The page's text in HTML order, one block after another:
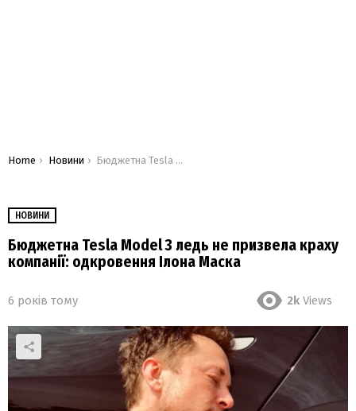
You are here:
Home Новини Бюджетна Tesla Model 3 ледь не призвела краху компанії: одкровення Ілона Маска
НОВИНИ
Бюджетна Tesla Model 3 ледь не призвела краху
компанії: одкровення Ілона Маска
6 років тому 2k Views